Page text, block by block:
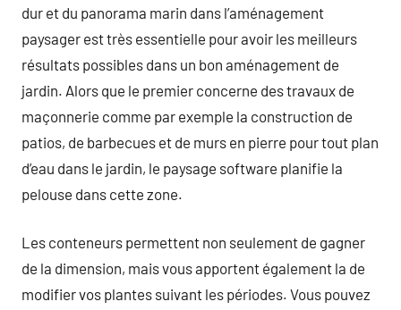
dur et du panorama marin dans l’aménagement
paysager est très essentielle pour avoir les meilleurs
résultats possibles dans un bon aménagement de
jardin. Alors que le premier concerne des travaux de
maçonnerie comme par exemple la construction de
patios, de barbecues et de murs en pierre pour tout plan
d’eau dans le jardin, le paysage software planifie la
pelouse dans cette zone.
Les conteneurs permettent non seulement de gagner
de la dimension, mais vous apportent également la de
modifier vos plantes suivant les périodes. Vous pouvez